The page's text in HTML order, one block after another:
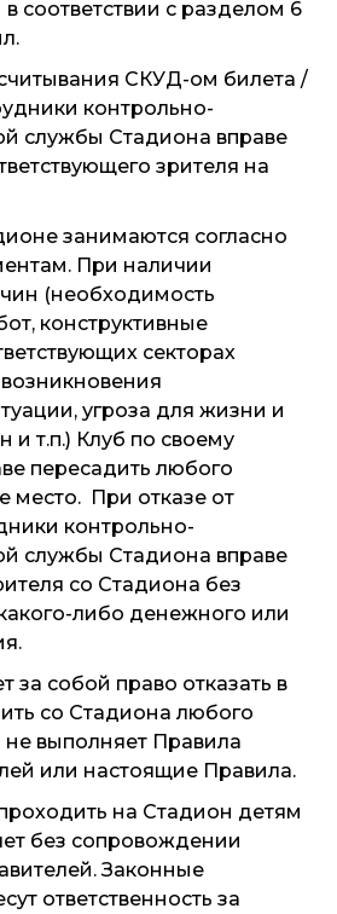
соответствии с разделом 6
считывания СКУД-ом билета /
контрольно-
службы Стадиона вправе
зрителя на
занимаются согласно
При наличии
(необходимость
конструктивные
секторах
угроза для жизни и
и т.п.) Клуб по своему
пересадить любого
место. При отказе от
контрольно-
службы Стадиона вправе
со Стадиона без
либо денежного или
за собой право отказать в
со Стадиона любого
не выполняет Правила
или настоящие Правила.
на Стадион детям
без сопровождении
Законные
ответственность за